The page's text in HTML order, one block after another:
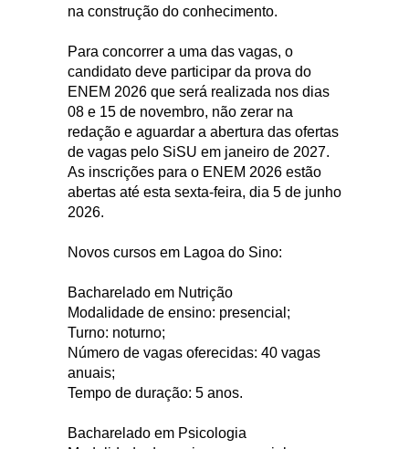
na construção do conhecimento.
Para concorrer a uma das vagas, o
candidato deve participar da prova do
ENEM 2026 que será realizada nos dias
08 e 15 de novembro, não zerar na
redação e aguardar a abertura das ofertas
de vagas pelo SiSU em janeiro de 2027.
As inscrições para o ENEM 2026 estão
abertas até esta sexta-feira, dia 5 de junho
2026.
Novos cursos em Lagoa do Sino:
Bacharelado em Nutrição
Modalidade de ensino: presencial;
Turno: noturno;
Número de vagas oferecidas: 40 vagas
anuais;
Tempo de duração: 5 anos.
Bacharelado em Psicologia